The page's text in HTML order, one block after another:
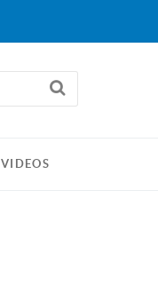
VIDEOS